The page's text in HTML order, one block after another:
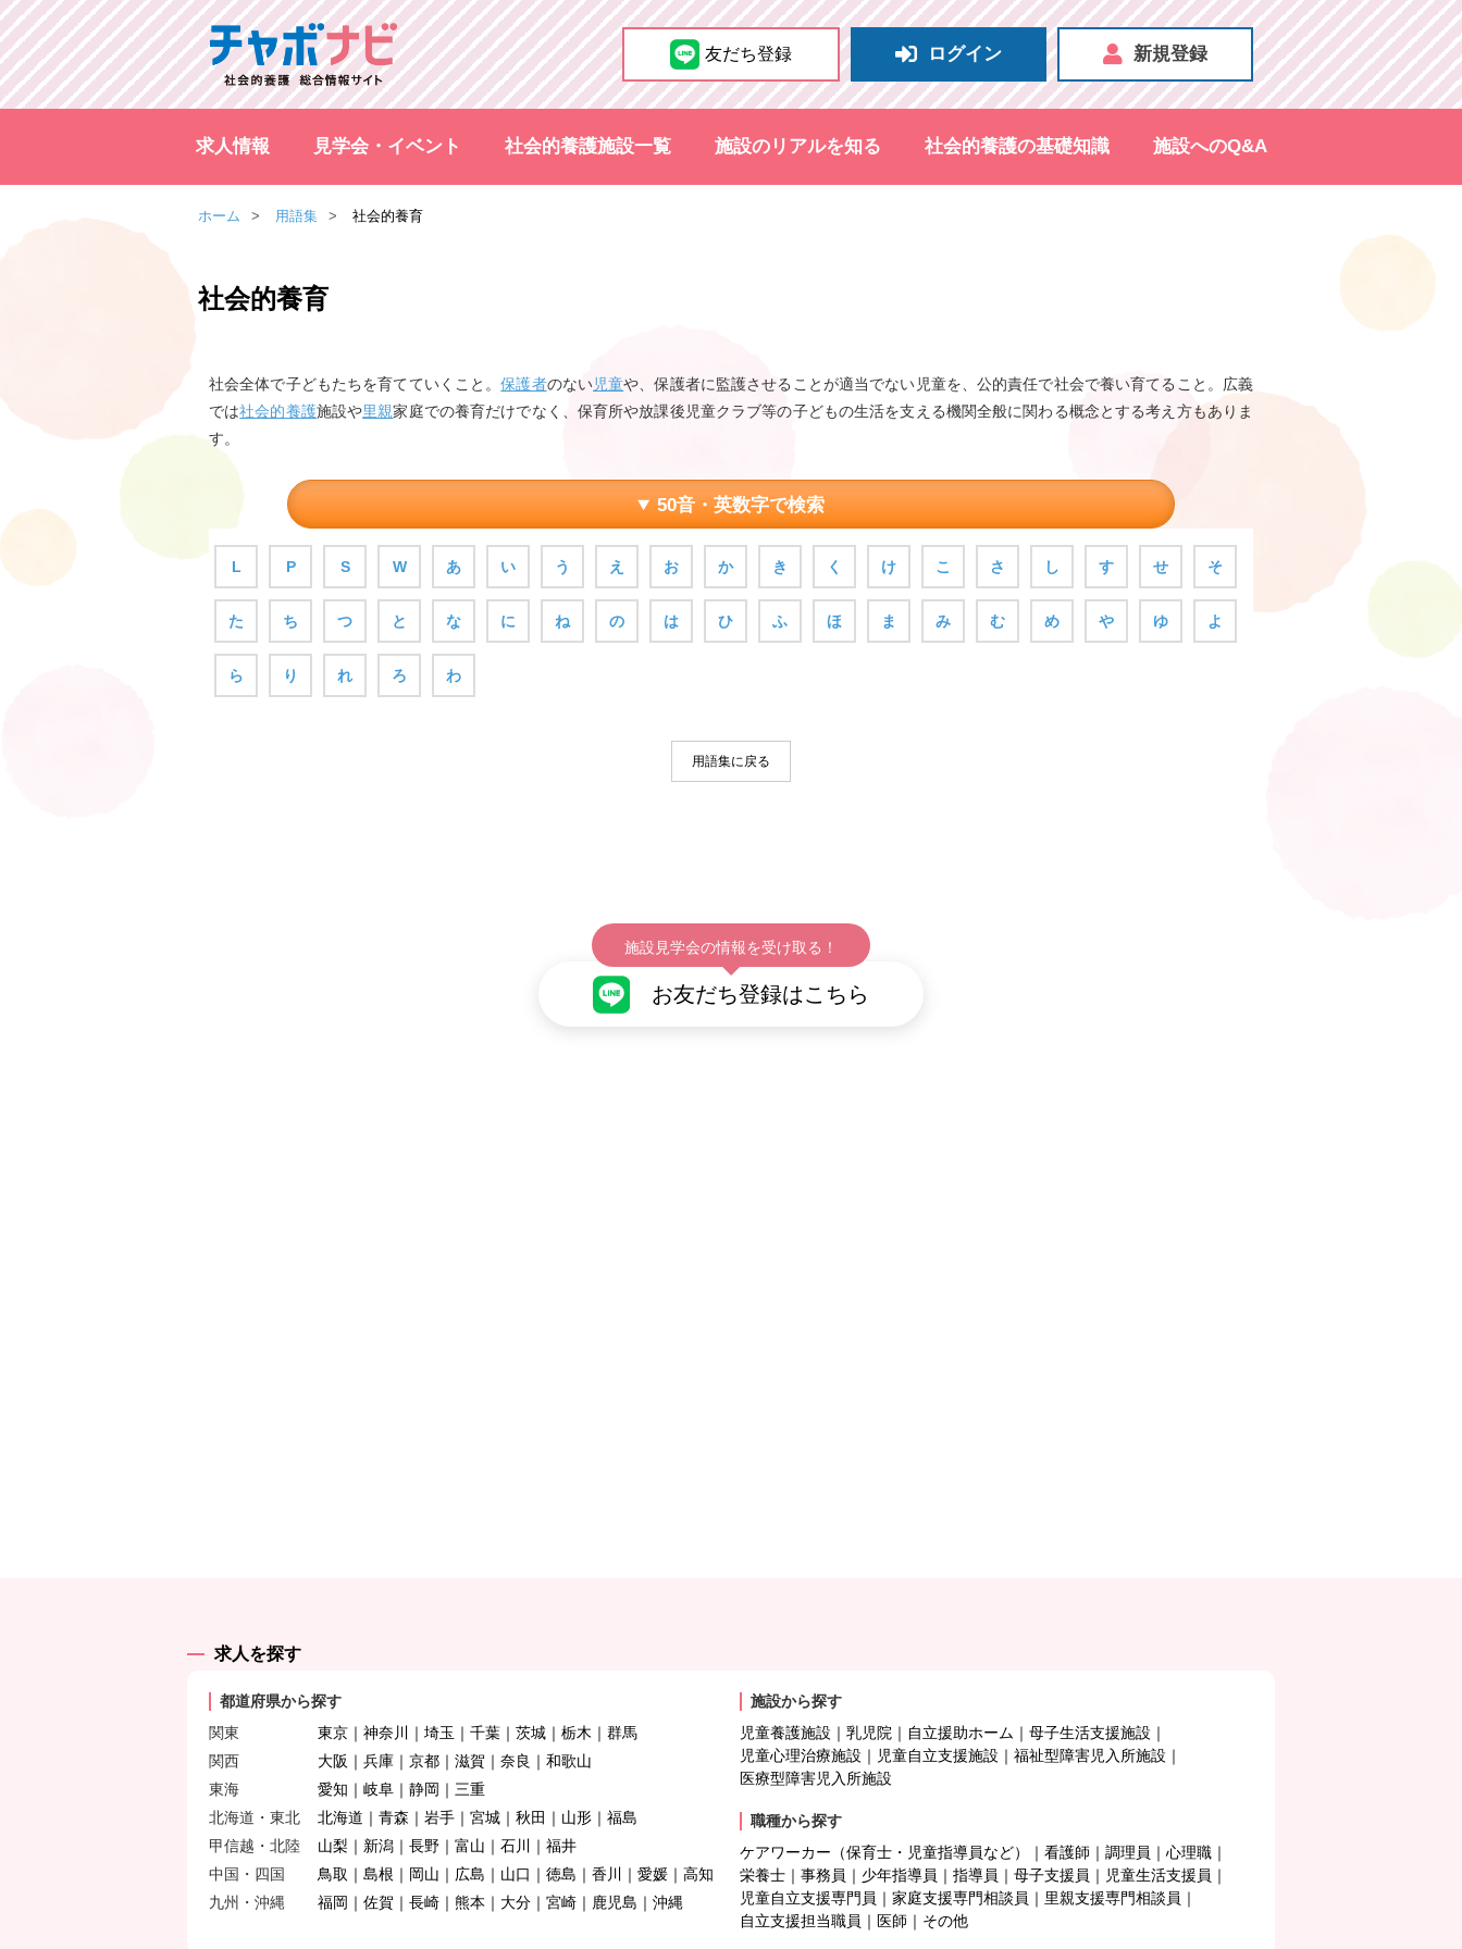
友だち登録 ログイン 新規登録
求人情報 見学会・イベント 社会的養護施設一覧 施設のリアルを知る 社会的養護の基礎知識 施設へのQ&A
ホーム 用語集 社会的養育
社会的養育
社会全体で子どもたちを育てていくこと。保護者のない児童や、保護者に監護させることが適当でない児童を、公的責任で社会で養い育てること。広義
では社会的養護施設や里親家庭での養育だけでなく、保育所や放課後児童クラブ等の子どもの生活を支える機関全般に関わる概念とする考え方もありま
す。
50音・英数字で検索
L P S W あ い う え お か き く け こ さ し す せ そ
た ち つ と な に ね の は ひ ふ ほ ま み む め や ゆ よ
ら り れ ろ わ
用語集に戻る
施設見学会の情報を受け取る！
お友だち登録はこちら
求人を探す
都道府県から探す
関東
東京 神奈川 埼玉 千葉 茨城 栃木
群馬
関西
大阪 兵庫 京都 滋賀 奈良
和歌山
東海
愛知 岐阜 静岡
三重
北海道・東北
北海道 青森 岩手 宮城 秋田 山形
福島
甲信越・北陸
山梨 新潟 長野 富山 石川
福井
中国・四国
鳥取 島根 岡山 広島 山口 徳島 香川 愛媛
高知
九州・沖縄
福岡 佐賀 長崎 熊本 大分 宮崎 鹿児島 沖縄
施設から探す
児童養護施設
乳児院 自立援助ホーム
母子生活支援施設
児童心理治療施設
児童自立支援施設
福祉型障害児入所施設
医療型障害児入所施設
職種から探す
ケアワーカー（保育士・児童指導員など）
看護師 調理員
心理職
栄養士
事務員 少年指導員 指導員 母子支援員
児童生活支援員
児童自立支援専門員
家庭支援専門相談員
里親支援専門相談員
自立支援担当職員
医師 その他